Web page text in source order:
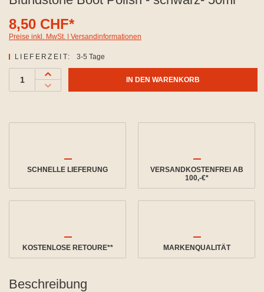
8,50 CHF*
Preise inkl. MwSt. | Versandinformationen
LIEFERZEIT: 3-5 Tage
IN DEN WARENKORB
SCHNELLE LIEFERUNG
VERSANDKOSTENFREI AB
100,-€*
KOSTENLOSE RETOURE** MARKENQUALITÄT
Beschreibung